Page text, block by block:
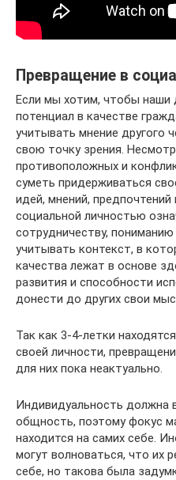
Превращение в
Если мы хотим, чтобы наши
потенциал в качестве
учитывать мнение другого
свою точку зрения.
противоположных и
суметь придерживаться
идей, мнений,
социальной личностью
сотрудничеству,
учитывать контекст, в
качества лежат в основе
развития и способности
донести до других свои
Так как 3-4-летки
своей личности,
для них пока неактуально.
Индивидуальность должна
общность, поэтому фокус
находится на самих себе.
могут волноваться, что их
себе, но такова была